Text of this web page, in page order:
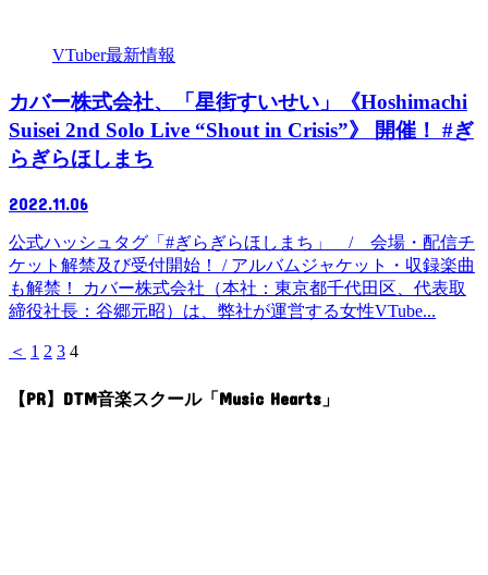
VTuber最新情報
カバー株式会社、「星街すいせい」《Hoshimachi
Suisei 2nd Solo Live “Shout in Crisis”》 開催！ #ぎ
らぎらほしまち
2022.11.06
公式ハッシュタグ「#ぎらぎらほしまち」 / 会場・配信チ
ケット解禁及び受付開始！ / アルバムジャケット・収録楽曲
も解禁！ カバー株式会社（本社：東京都千代田区、代表取
締役社長：谷郷元昭）は、弊社が運営する女性VTube...
＜ 1 2 3 4
【PR】DTM音楽スクール「Music Hearts」